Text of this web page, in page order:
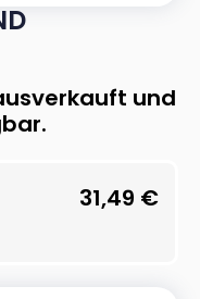
und
31,49 €